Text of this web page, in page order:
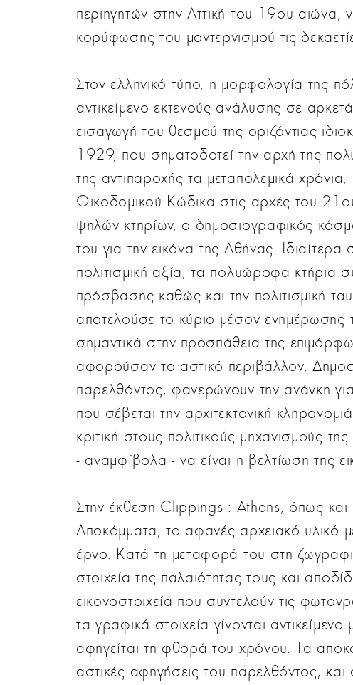
περιηγητών στην Αττική του 19ου αιώνα,
κορύφωσης του μοντερνισμού τις
Στον ελληνικό τύπο, η μορφολογία της
αντικείμενο εκτενούς ανάλυσης σε
εισαγωγή του θεσμού της οριζόντιας
1929, που σηματοδοτεί την αρχή της
της αντιπαροχής τα μεταπολεμικά
Οικοδομικού Κώδικα στις αρχές του
ψηλών κτηρίων, ο δημοσιογραφικός
του για την εικόνα της Αθήνας.
πολιτισμική αξία, τα πολυώροφα κτήρια
πρόσβασης καθώς και την πολιτισμική
αποτελούσε το κύριο μέσον
σημαντικά στην προσπάθεια της
αφορούσαν το αστικό περιβάλλον.
παρελθόντος, φανερώνουν την ανάγκη
που σέβεται την αρχιτεκτονική
κριτική στους πολιτικούς μηχανισμούς
- αναμφίβολα - να είναι η βελτίωση της
Στην έκθεση Clippings : Athens, όπως και
Αποκόμματα, το αφανές αρχειακό υλικό
έργο. Κατά τη μεταφορά του στη
στοιχεία της παλαιότητας τους και
εικονοστοιχεία που συντελούν τις
τα γραφικά στοιχεία γίνονται
αφηγείται τη φθορά του χρόνου. Τα
αστικές αφηγήσεις του παρελθόντος,